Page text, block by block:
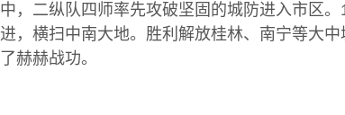
中，二纵队四师率先攻破坚固的城防进入市区
进，横扫中南大地。胜利解放桂林、南宁等大
了赫赫战功。